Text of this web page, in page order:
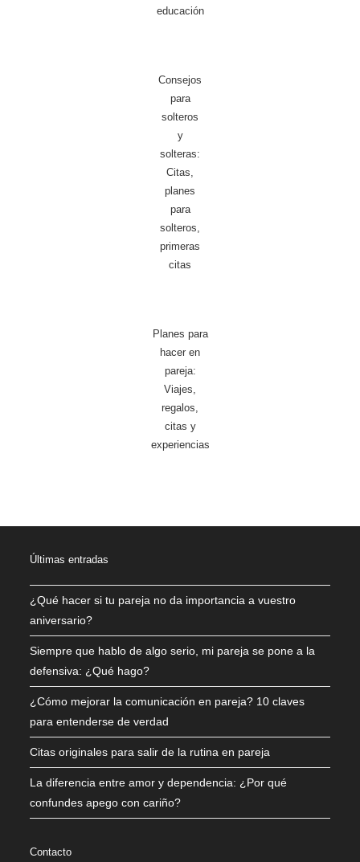
educación
Consejos
para
solteros
y
solteras:
Citas,
planes
para
solteros,
primeras
citas
Planes para
hacer en
pareja:
Viajes,
regalos,
citas y
experiencias
Últimas entradas
¿Qué hacer si tu pareja no da importancia a vuestro
aniversario?
Siempre que hablo de algo serio, mi pareja se pone a la
defensiva: ¿Qué hago?
¿Cómo mejorar la comunicación en pareja? 10 claves
para entenderse de verdad
Citas originales para salir de la rutina en pareja
La diferencia entre amor y dependencia: ¿Por qué
confundes apego con cariño?
Contacto